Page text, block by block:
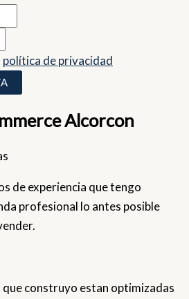
política de privacidad
Alcorcon
de experiencia que tengo
profesional lo antes posible
que construyo estan optimizadas